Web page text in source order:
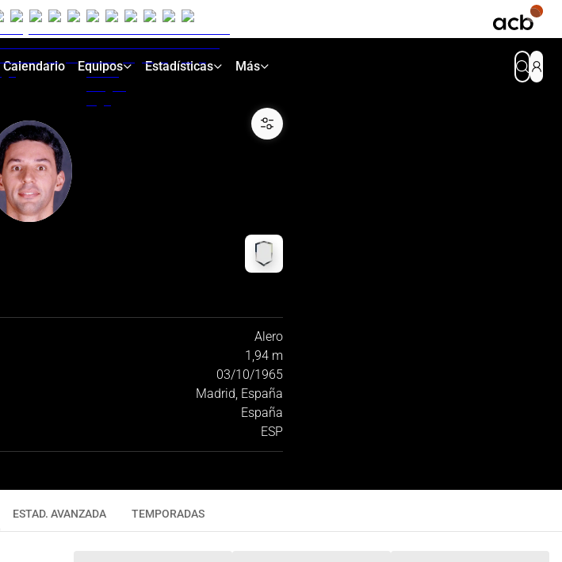
Calendario Equipos Estadísticas Más
Alero
1,94 m
03/10/1965
Madrid, España
España
ESP
ESTAD. AVANZADA TEMPORADAS